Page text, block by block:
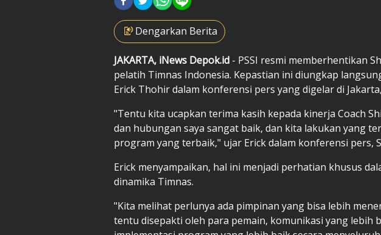
Dengarkan Berita
JAKARTA, iNews Depok.id - PSSI resmi memberhentikan
pelatih Timnas Indonesia. Kepastian ini diungkap
Erick Thohir dalam konferensi pers yang digelar di
"Tentu kita ucapkan terima kasih kepada kinerja Coach
dan hubungan saya sangat baik, dan kita lakukan yang
program yang terbaik," ujar Erick dalam konferensi pers,
Erick menyampaikan, hal ini menjadi perhatian khusus
dinamika Timnas.
"Kita melihat perlunya ada pimpinan yang bisa lebih
tentu disepakti oleh para pemain, komunikasi yang lebih